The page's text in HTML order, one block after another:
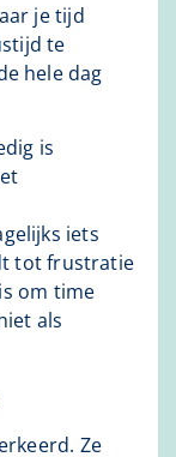
je tijd
te
hele dag
is
iets
tot frustratie
om time
als
Ze